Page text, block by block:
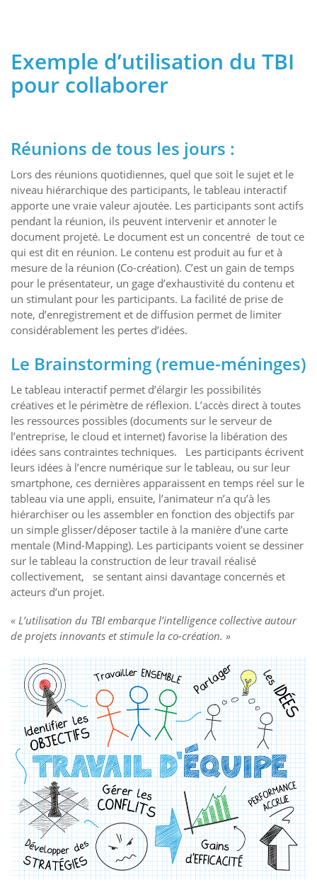
Exemple d’utilisation du TBI
pour collaborer
Réunions de tous les jours :
Lors des réunions quotidiennes, quel que soit le sujet et le
niveau hiérarchique des participants, le tableau interactif
apporte une vraie valeur ajoutée. Les participants sont actifs
pendant la réunion, ils peuvent intervenir et annoter le
document projeté. Le document est un concentré de tout ce
qui est dit en réunion. Le contenu est produit au fur et à
mesure de la réunion (Co-création). C’est un gain de temps
pour le présentateur, un gage d’exhaustivité du contenu et
un stimulant pour les participants. La facilité de prise de
note, d’enregistrement et de diffusion permet de limiter
considérablement les pertes d’idées.
Le Brainstorming (remue-méninges)
Le tableau interactif permet d’élargir les possibilités
créatives et le périmètre de réflexion. L’accès direct à toutes
les ressources possibles (documents sur le serveur de
l’entreprise, le cloud et internet) favorise la libération des
idées sans contraintes techniques. Les participants écrivent
leurs idées à l’encre numérique sur le tableau, ou sur leur
smartphone, ces dernières apparaissent en temps réel sur le
tableau via une appli, ensuite, l’animateur n’a qu’à les
hiérarchiser ou les assembler en fonction des objectifs par
un simple glisser/déposer tactile à la manière d’une carte
mentale (Mind-Mapping). Les participants voient se dessiner
sur le tableau la construction de leur travail réalisé
collectivement, se sentant ainsi davantage concernés et
acteurs d’un projet.
« L’utilisation du TBI embarque l’intelligence collective autour
de projets innovants et stimule la co-création. »